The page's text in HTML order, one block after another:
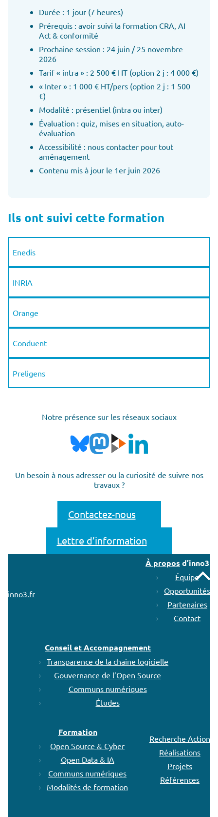
Durée : 1 jour (7 heures)
Prérequis : avoir suivi la formation CRA, AI
Act & conformité
Prochaine session : 24 juin / 25 novembre
2026
Tarif « intra » : 2 500 € HT (option 2 j : 4 000 €)
« Inter » : 1 000 € HT/pers (option 2 j : 1 500
€)
Modalité : présentiel (intra ou inter)
Évaluation : quiz, mises en situation, auto-
évaluation
Accessibilité : nous contacter pour tout
aménagement
Contenu mis à jour le 1er juin 2026
Ils ont suivi cette formation
Enedis
INRIA
Orange
Conduent
Preligens
Notre présence sur les réseaux sociaux
Un besoin à nous adresser ou la curiosité de suivre nos
travaux ?
Contactez-nous
Lettre d’information
inno3.fr
À propos d’inno3
Équipe
Opportunités
Partenaires
Contact
Conseil et Accompagnement
Transparence de la chaine logicielle
Gouvernance de l’Open Source
Communs numériques
Études
Formation
Open Source & Cyber
Open Data & IA
Communs numériques
Modalités de formation
Recherche Action
Réalisations
Projets
Références
Remonter